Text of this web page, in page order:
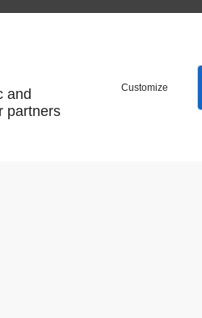
and
partners
Customize